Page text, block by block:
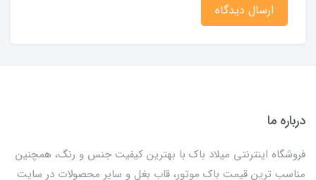
ارسال دیدگاه
درباره ما
فروشگاه اینترنتی میلاد باک با بهترین کیفیت جنس و رنگ، همچنین
مناسب ترین قیمت باک موتور، قاب بغل و سایر محصولات در سایت